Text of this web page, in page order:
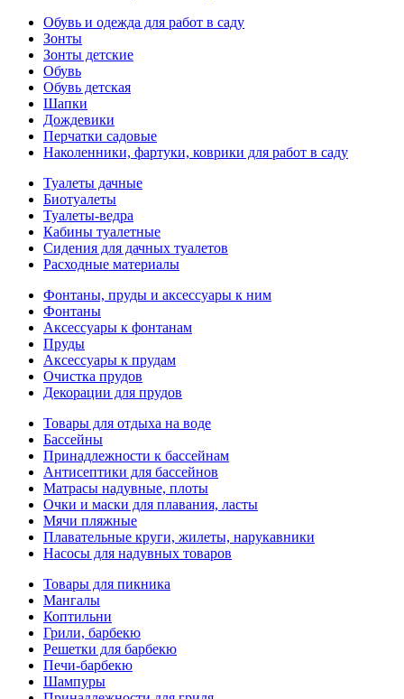
Обувь и одежда для работ в саду
Зонты
Зонты детские
Обувь
Обувь детская
Шапки
Дождевики
Перчатки садовые
Наколенники, фартуки, коврики для работ в саду
Туалеты дачные
Биотуалеты
Туалеты-ведра
Кабины туалетные
Сидения для дачных туалетов
Расходные материалы
Фонтаны, пруды и аксессуары к ним
Фонтаны
Аксессуары к фонтанам
Пруды
Аксессуары к прудам
Очистка прудов
Декорации для прудов
Товары для отдыха на воде
Бассейны
Принадлежности к бассейнам
Антисептики для бассейнов
Матраcы надувные, плоты
Очки и маски для плавания, ласты
Мячи пляжные
Плавательные круги, жилеты, нарукавники
Насосы для надувных товаров
Товары для пикника
Мангалы
Коптильни
Грили, барбекю
Решетки для барбекю
Печи-барбекю
Шампуры